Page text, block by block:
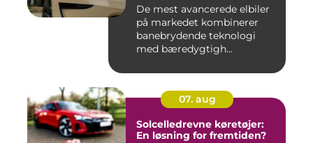
De mest avancerede elbiler
på markedet kombinerer
banebrydende teknologi
med bæredygtigh...
07. aug
Solcelledrevne køretøjer:
En løsning for fremtiden?